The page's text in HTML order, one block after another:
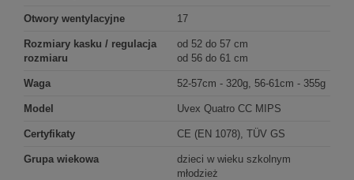
Otwory wentylacyjne 17
Rozmiary kasku / regulacja
rozmiaru
od 52 do 57 cm
od 56 do 61 cm
Waga 52-57cm - 320g, 56-61cm - 355g
Model Uvex Quatro CC MIPS
Certyfikaty CE (EN 1078), TÜV GS
Grupa wiekowa
dzieci w wieku szkolnym
młodzież